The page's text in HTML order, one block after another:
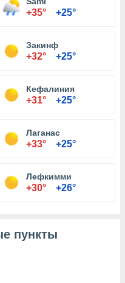
+35° +25°
Закинф
+32° +25°
Кефалиния
+31° +25°
Лаганас
+33° +25°
Лефкимми
+30° +26°
пункты